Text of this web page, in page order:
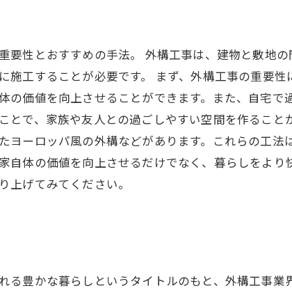
要性とおすすめの手法。 外構工事は、建物と敷地
施工することが必要です。 まず、外構工事の重要
の価値を向上させることができます。また、自宅
とで、家族や友人との過ごしやすい空間を作るこ
ヨーロッパ風の外構などがあります。これらの工
自体の価値を向上させるだけでなく、暮らしをよ
上げてみてください。
る豊かな暮らしというタイトルのもと、外構工事業